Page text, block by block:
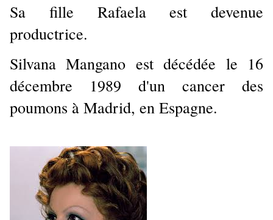
Sa fille Rafaela est devenue
productrice.
Silvana Mangano est décédée le 16
décembre 1989 d'un cancer des
poumons à Madrid, en Espagne.